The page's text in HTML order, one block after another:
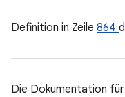
Definition in Zeile 864
Die Dokumentation